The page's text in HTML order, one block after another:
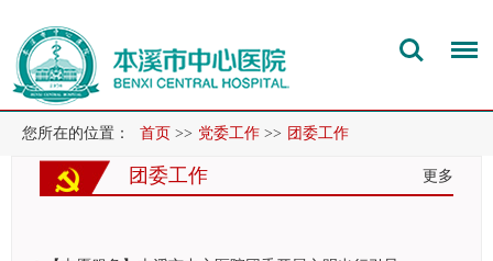
您所在的位置： 首页 >> 党委工作 >> 团委工作
更多
团委工作